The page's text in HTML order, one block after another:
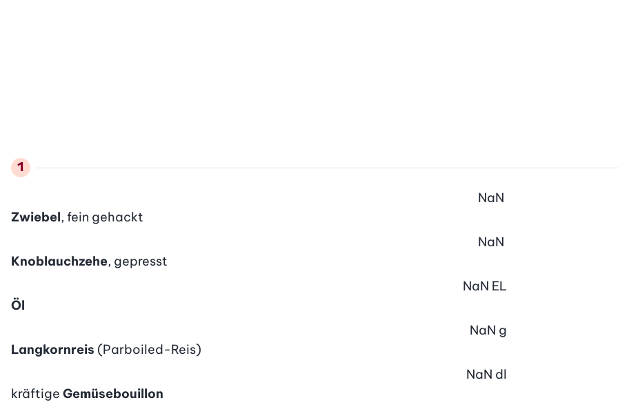
Zwiebel, fein gehackt
NaN
Knoblauchzehe, gepresst
NaN
Öl
NaN EL
Langkornreis (Parboiled-Reis)
NaN g
kräftige Gemüsebouillon
NaN dl